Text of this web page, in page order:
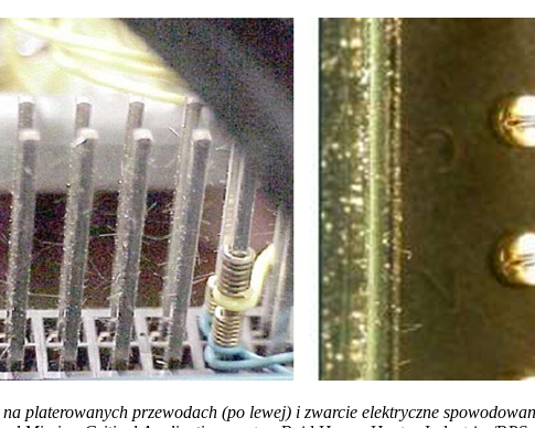
platerowanych przewodach (po lewej) i zwarcie elektryczne